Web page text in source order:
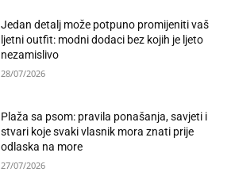
Jedan detalj može potpuno promijeniti vaš
ljetni outfit: modni dodaci bez kojih je ljeto
nezamislivo
28/07/2026
Plaža sa psom: pravila ponašanja, savjeti i
stvari koje svaki vlasnik mora znati prije
odlaska na more
27/07/2026